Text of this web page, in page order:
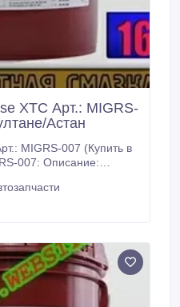
XTC Арт.: MIGRS-
Астан
007: Описание:
масел с высоким
литиевым мылом.